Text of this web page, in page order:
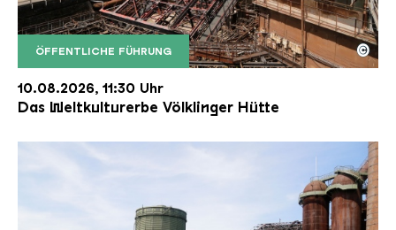
ÖFFENTLICHE FÜHRUNG
Der Erzschrägaufzug der Völklinger Hütte mit
Copyright: Weltkulturerbe Völklinger Hütte | Karl
©
10.08.2026, 11:30 Uhr
Das Weltkulturerbe Völklinger Hütte